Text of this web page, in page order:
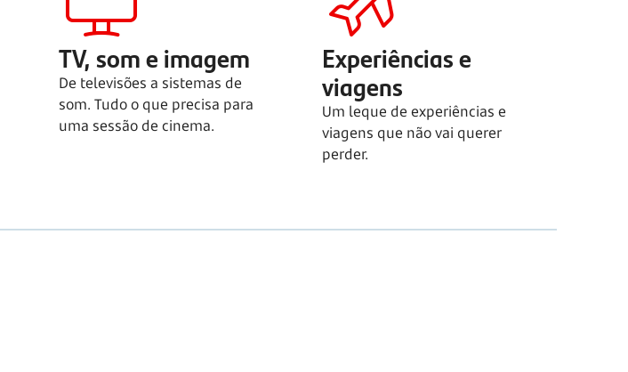
TV, som e imagem
De televisões a sistemas de
som. Tudo o que precisa para
uma sessão de cinema.
Experiências e
viagens
Um leque de experiências e
viagens que não vai querer
perder.